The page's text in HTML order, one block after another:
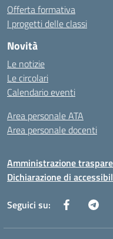
Offerta formativa
I progetti delle classi
Novità
Le notizie
Le circolari
Calendario eventi
Area personale ATA
Area personale docenti
Amministrazione
Dichiarazione di
Seguici su: